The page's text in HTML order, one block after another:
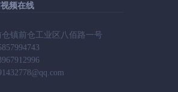
频在线
仓镇前仓工业区八佰路一号